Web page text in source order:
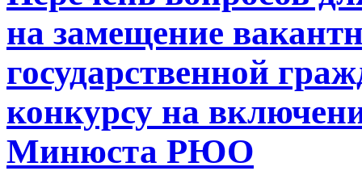
на замещение
государственной
конкурсу на
Минюста РЮО